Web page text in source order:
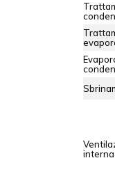
interna